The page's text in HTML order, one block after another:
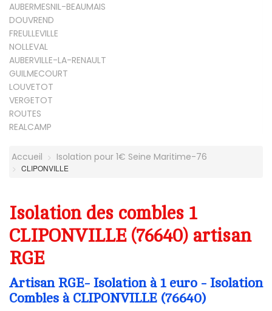
AUBERMESNIL-BEAUMAIS
DOUVREND
FREULLEVILLE
NOLLEVAL
AUBERVILLE-LA-RENAULT
GUILMECOURT
LOUVETOT
VERGETOT
ROUTES
REALCAMP
Accueil Isolation pour 1€ Seine Maritime-76
CLIPONVILLE
Isolation des combles 1
CLIPONVILLE (76640) artisan
RGE
Artisan RGE- Isolation à 1 euro - Isolation
Combles à CLIPONVILLE (76640)